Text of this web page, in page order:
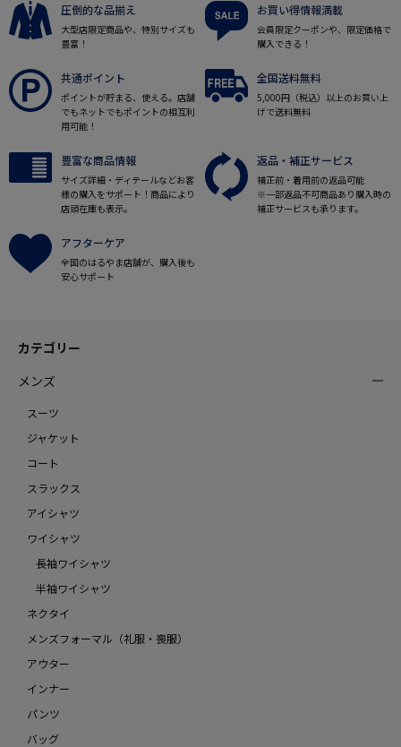
圧倒的な品揃え
大型店限定商品や、特別サイズも
豊富！
お買い得情報満載
会員限定クーポンや、限定価格で
購入できる！
共通ポイント
ポイントが貯まる、使える。店舗
でもネットでもポイントの相互利
用可能！
全国送料無料
5,000円（税込）以上のお買い上
げで送料無料
豊富な商品情報
サイズ詳細・ディテールなどお客
様の購入をサポート！商品により
店頭在庫も表示。
返品・補正サービス
補正前・着用前の返品可能
※一部返品不可商品あり購入時の
補正サービスも承ります。
アフターケア
全国のはるやま店舗が、購入後も
安心サポート
カテゴリー
メンズ
スーツ
ジャケット
コート
スラックス
アイシャツ
ワイシャツ
長袖ワイシャツ
半袖ワイシャツ
ネクタイ
メンズフォーマル（礼服・喪服）
アウター
インナー
パンツ
バッグ